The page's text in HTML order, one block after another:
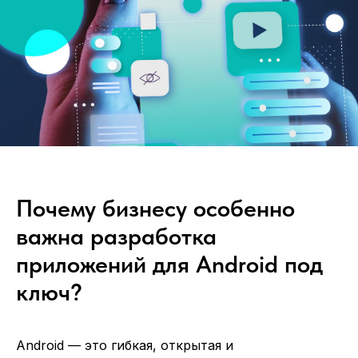
Почему бизнесу особенно
важна разработка
приложений для Android под
ключ?
Android — это гибкая, открытая и